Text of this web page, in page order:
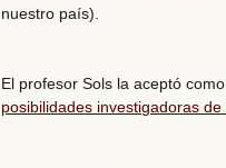
nuestro país).
El profesor Sols la aceptó
posibilidades investigadoras